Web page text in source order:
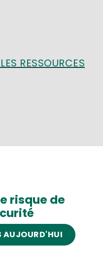
RESSOURCES
risque de
AUJOURD'HUI